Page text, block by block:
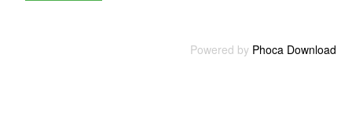
Powered by Phoca Download